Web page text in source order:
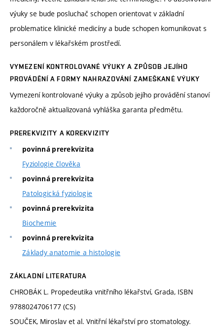
výuky se bude posluchač schopen orientovat v základní
problematice klinické medicíny a bude schopen komunikovat s
personálem v lékařském prostředí.
VYMEZENÍ KONTROLOVANÉ VÝUKY A ZPŮSOB JEJÍHO
PROVÁDĚNÍ A FORMY NAHRAZOVÁNÍ ZAMEŠKANÉ VÝUKY
Vymezení kontrolované výuky a způsob jejího provádění stanoví
každoročně aktualizovaná vyhláška garanta předmětu.
PREREKVIZITY A KOREKVIZITY
povinná prerekvizita
Fyziologie člověka
povinná prerekvizita
Patologická fyziologie
povinná prerekvizita
Biochemie
povinná prerekvizita
Základy anatomie a histologie
ZÁKLADNÍ LITERATURA
CHROBÁK L. Propedeutika vnitřního lékařství, Grada, ISBN
9788024706177 (CS)
SOUČEK, Miroslav et al. Vnitřní lékařství pro stomatology.